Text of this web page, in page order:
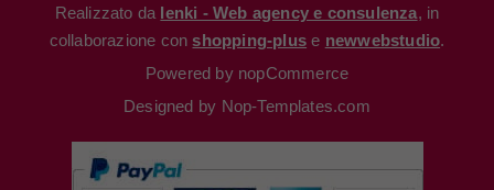
Realizzato da Ienki - Web agency e consulenza, in
collaborazione con shopping-plus e newwebstudio.
Powered by nopCommerce
Designed by Nop-Templates.com